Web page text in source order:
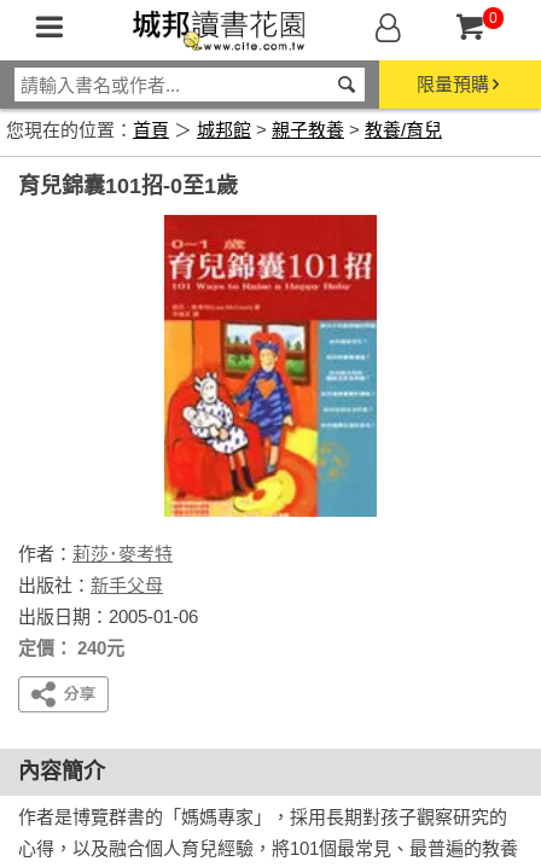
0
限量預購
您現在的位置： 首頁 ＞ 城邦館 > 親子教養 > 教養/育兒
育兒錦囊101招-0至1歲
作者： 莉莎･麥考特
出版社： 新手父母
出版日期：2005-01-06
定價： 240元
內容簡介
作者是博覽群書的「媽媽專家」，採用長期對孩子觀察研究的
心得，以及融合個人育兒經驗，將101個最常見、最普遍的教養